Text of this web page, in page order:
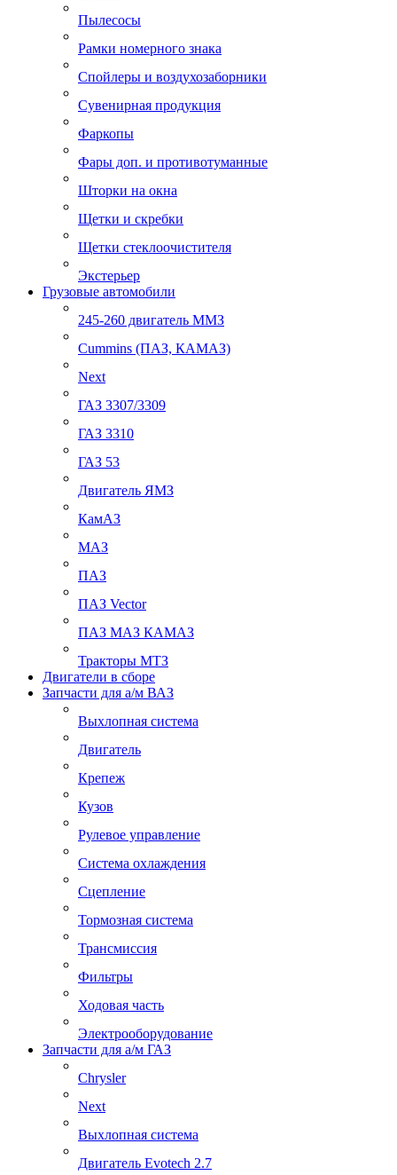
Пылесосы
Рамки номерного знака
Спойлеры и воздухозаборники
Сувенирная продукция
Фаркопы
Фары доп. и противотуманные
Шторки на окна
Щетки и скребки
Щетки стеклоочистителя
Экстерьер
Грузовые автомобили
245-260 двигатель ММЗ
Cummins (ПАЗ, КАМАЗ)
Next
ГАЗ 3307/3309
ГАЗ 3310
ГАЗ 53
Двигатель ЯМЗ
КамАЗ
МАЗ
ПАЗ
ПАЗ Vector
ПАЗ МАЗ КАМАЗ
Тракторы МТЗ
Двигатели в сборе
Запчасти для а/м ВАЗ
Выхлопная система
Двигатель
Крепеж
Кузов
Рулевое управление
Система охлаждения
Сцепление
Тормозная система
Трансмиссия
Фильтры
Ходовая часть
Электрооборудование
Запчасти для а/м ГАЗ
Chrysler
Next
Выхлопная система
Двигатель Evotech 2.7